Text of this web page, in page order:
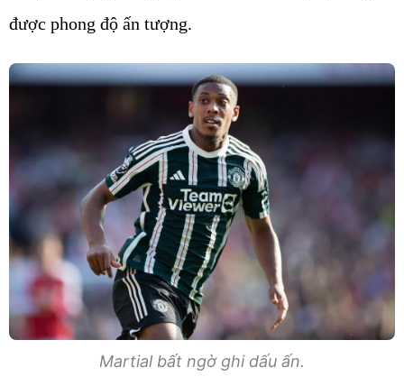
được phong độ ấn tượng.
Martial bất ngờ ghi dấu ấn.